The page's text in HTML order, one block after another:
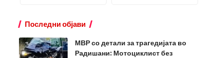
Последни објави
МВР со детали за трагедијата во
Радишани: Мотоциклист без